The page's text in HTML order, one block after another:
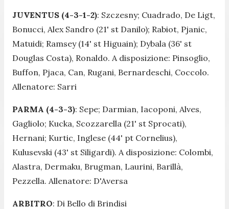
JUVENTUS (4-3-1-2): Szczesny; Cuadrado, De Ligt,
Bonucci, Alex Sandro (21' st Danilo); Rabiot, Pjanic,
Matuidi; Ramsey (14' st Higuain); Dybala (36' st
Douglas Costa), Ronaldo. A disposizione: Pinsoglio,
Buffon, Pjaca, Can, Rugani, Bernardeschi, Coccolo.
Allenatore: Sarri
PARMA (4-3-3): Sepe; Darmian, Iacoponi, Alves,
Gagliolo; Kucka, Scozzarella (21' st Sprocati),
Hernani; Kurtic, Inglese (44' pt Cornelius),
Kulusevski (43' st Siligardi). A disposizione: Colombi,
Alastra, Dermaku, Brugman, Laurini, Barillà,
Pezzella. Allenatore: D'Aversa
ARBITRO: Di Bello di Brindisi